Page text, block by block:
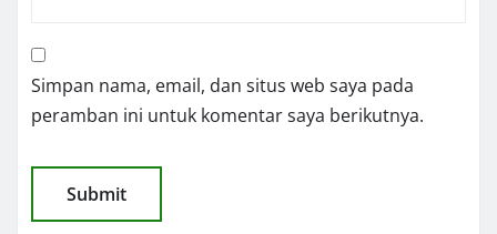
Simpan nama, email, dan situs web saya pada
peramban ini untuk komentar saya berikutnya.